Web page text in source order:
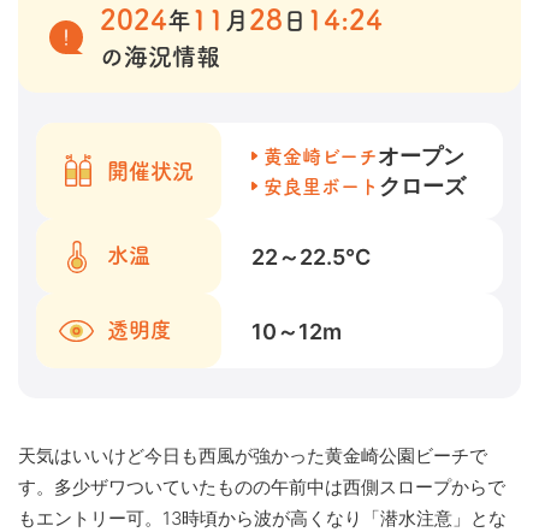
2024年 11 月 28 日 14:24
の海況情報
開催状況
黄金崎ビーチオープン
安良里ボート クローズ
水温 22～22.5℃
透明度 10～12m
天気はいいけど今日も西風が強かった黄金崎公園ビーチで
す。多少ザワついていたものの午前中は西側スロープからで
もエントリー可。13時頃から波が高くなり「潜水注意」とな